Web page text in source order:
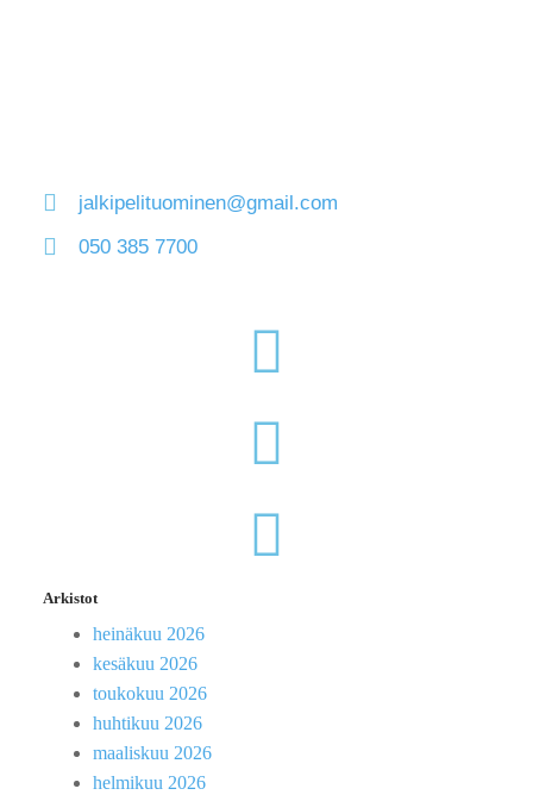
jalkipelituominen@gmail.com
050 385 7700
Arkistot
heinäkuu 2026
kesäkuu 2026
toukokuu 2026
huhtikuu 2026
maaliskuu 2026
helmikuu 2026